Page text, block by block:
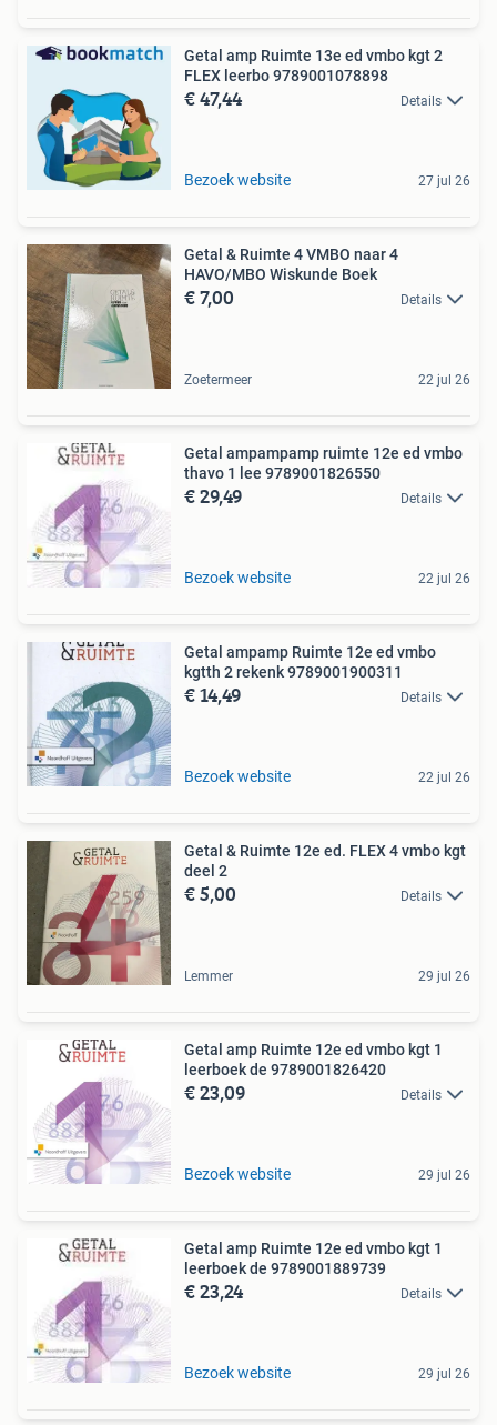
Getal amp Ruimte 13e ed vmbo kgt 2
FLEX leerbo 9789001078898
€ 47,44 Details
Bezoek website 27 jul 26
Getal & Ruimte 4 VMBO naar 4
HAVO/MBO Wiskunde Boek
€ 7,00 Details
Zoetermeer 22 jul 26
Getal ampampamp ruimte 12e ed vmbo
thavo 1 lee 9789001826550
€ 29,49 Details
Bezoek website 22 jul 26
Getal ampamp Ruimte 12e ed vmbo
kgtth 2 rekenk 9789001900311
€ 14,49 Details
Bezoek website 22 jul 26
Getal & Ruimte 12e ed. FLEX 4 vmbo kgt
deel 2
€ 5,00 Details
Lemmer 29 jul 26
Getal amp Ruimte 12e ed vmbo kgt 1
leerboek de 9789001826420
€ 23,09 Details
Bezoek website 29 jul 26
Getal amp Ruimte 12e ed vmbo kgt 1
leerboek de 9789001889739
€ 23,24 Details
Bezoek website 29 jul 26